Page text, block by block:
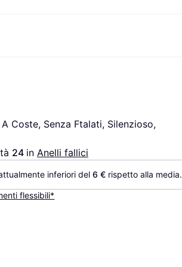
Coste, Senza Ftalati, Silenzioso,
24 in Anelli fallici
inferiori del 6 € rispetto alla media.
flessibili*